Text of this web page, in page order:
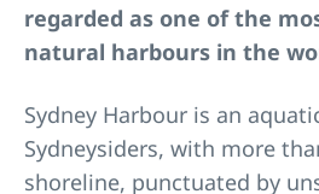
regarded as one of the
natural harbours in the
Sydney Harbour is an
Sydneysiders, with more
shoreline, punctuated by